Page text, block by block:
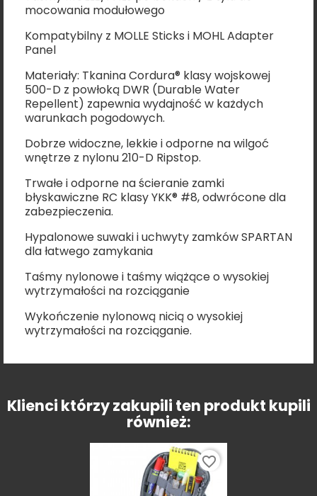
mocowania modułowego
Kompatybilny z MOLLE Sticks i MOHL Adapter
Panel
Materiały: Tkanina Cordura® klasy wojskowej
500-D z powłoką DWR (Durable Water
Repellent) zapewnia wydajność w każdych
warunkach pogodowych.
Dobrze widoczne, lekkie i odporne na wilgoć
wnętrze z nylonu 210-D Ripstop.
Trwałe i odporne na ścieranie zamki
błyskawiczne RC klasy YKK® #8, odwrócone dla
zabezpieczenia.
Hypalonowe suwaki i uchwyty zamków SPARTAN
dla łatwego zamykania
Taśmy nylonowe i taśmy wiążące o wysokiej
wytrzymałości na rozciąganie
Wykończenie nylonową nicią o wysokiej
wytrzymałości na rozciąganie.
Klienci którzy zakupili ten produkt kupili
również:
favorite_border